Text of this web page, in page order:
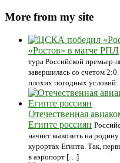
More from my site
«Ростов» в матче РПЛ
тура Российской
завершилась со счетом
плохих погодных
Отечественная
Египте россиян
начнет вывозить на
курортах Египта. Так,
в аэропорт […]